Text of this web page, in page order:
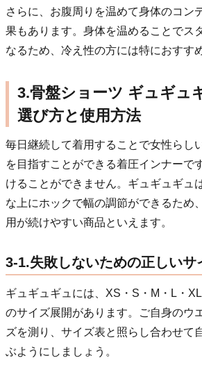
さらに、お腹周りを温めて身体のコン
果もあります。身体を温めることでス
なるため、冷え性の方には特におすす
3.骨盤ショーツ ギュギュ
選び方と使用方法
毎日継続して着用することで女性らし
を目指すことができる着圧インナーで
けることができません。ギュギュギュ
な上にホックで幅の調節ができるため
用が続けやすい商品といえます。
3-1.失敗しないための正しいサ
ギュギュギュには、XS・S・M・L・
のサイズ展開があります。ご自身のウ
ズを測り、サイズ表と照らし合わせて
ぶようにしましょう。